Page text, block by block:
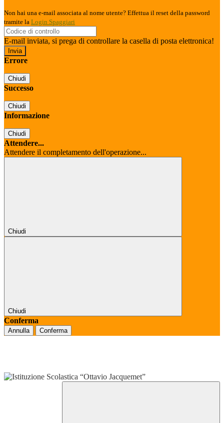
Non hai una e-mail associata al nome utente? Effettua il reset della password
tramite la Login Spaggiari
E-mail inviata, si prega di controllare la casella di posta elettronica!
Errore
Chiudi
Successo
Chiudi
Informazione
Chiudi
Attendere...
Attendere il completamento dell'operazione...
Chiudi
Chiudi
Conferma
Annulla Conferma